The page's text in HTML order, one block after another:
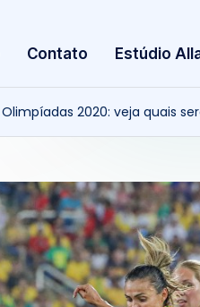
Contato Estúdio
Olimpíadas 2020: veja quais